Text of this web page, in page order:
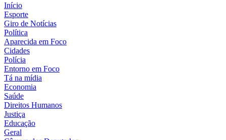
Início
Esporte
Giro de Notícias
Política
Aparecida em Foco
Cidades
Polícia
Entorno em Foco
Tá na mídia
Economia
Saúde
Direitos Humanos
Justiça
Educação
Geral